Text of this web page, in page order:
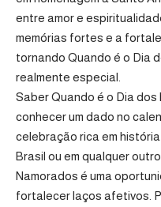
entre amor e
memórias fortes e a
tornando Quando é o Dia
realmente especial.
Saber Quando é o Dia dos
conhecer um dado no
celebração rica em
Brasil ou em qualquer
Namorados é uma
fortalecer laços afetivos.